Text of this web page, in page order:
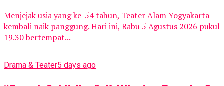
Menjejak usia yang ke-54 tahun, Teater Alam Yogyakarta
kembali naik panggung. Hari ini, Rabu 5 Agustus 2026 pukul
19.30 bertempat...
Drama & Teater5 days ago